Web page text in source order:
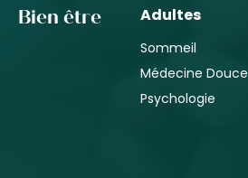
Bien être Adultes
Sommeil
Médecine Douce
Psychologie